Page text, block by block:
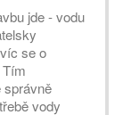
jde - vodu
se o
správně
vody